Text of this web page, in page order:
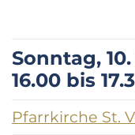
Sonntag,
16.00 bis
Pfarrkirche St.